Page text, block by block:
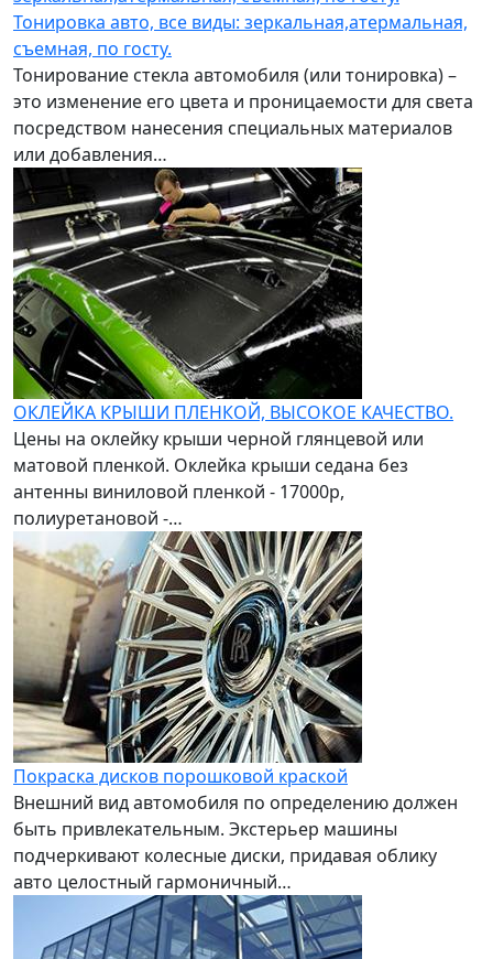
Тонировка авто, все виды: зеркальная,атермальная,
съемная, по госту.
Тонирование стекла автомобиля (или тонировка) –
это изменение его цвета и проницаемости для света
посредством нанесения специальных материалов
или добавления…
ОКЛЕЙКА КРЫШИ ПЛЕНКОЙ, ВЫСОКОЕ КАЧЕСТВО.
Цены на оклейку крыши черной глянцевой или
матовой пленкой. Оклейка крыши седана без
антенны виниловой пленкой - 17000р,
полиуретановой -…
Покраска дисков порошковой краской
Внешний вид автомобиля по определению должен
быть привлекательным. Экстерьер машины
подчеркивают колесные диски, придавая облику
авто целостный гармоничный…